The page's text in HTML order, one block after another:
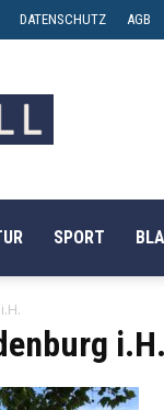
DATENSCHUTZ AGB
SPORT
i.H.